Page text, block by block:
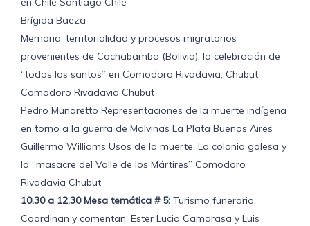
Brígida Baeza
Memoria, territorialidad y procesos migratorios
provenientes de Cochabamba (Bolivia), la celebración de
“todos los santos” en Comodoro Rivadavia, Chubut.
Comodoro Rivadavia Chubut
Pedro Munaretto Representaciones de la muerte indígena
en torno a la guerra de Malvinas La Plata Buenos Aires
Guillermo Williams Usos de la muerte. La colonia galesa y
la “masacre del Valle de los Mártires” Comodoro
Rivadavia Chubut
10.30 a 12.30 Mesa temática # 5: Turismo funerario.
Coordinan y comentan: Ester Lucia Camarasa y Luis